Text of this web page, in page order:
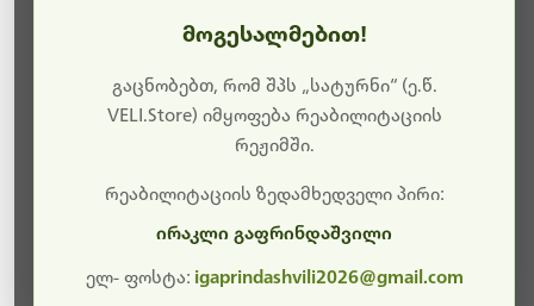
ბოდიშს გიხდით შეფერხებისთვის. ამჟამად
მიმდინარეობს საიტის განახლება და ტექნიკური
სამუშაოები.
მალე ისევ ხელმისაწვდომი იქნება. გმადლობთ
მოგესალმებით!
გაცნობებთ, რომ შპს „სატურნი“ (ე.წ.
VELI.Store) იმყოფება რეაბილიტაციის
რეჟიმში.
რეაბილიტაციის ზედამხედველი პირი:
ირაკლი გაფრინდაშვილი
ელ- ფოსტა: igaprindashvili2026@gmail.com